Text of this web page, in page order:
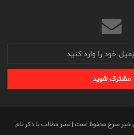
خبر سرخ محفوظ است | نشر مطالب با ذکر نام